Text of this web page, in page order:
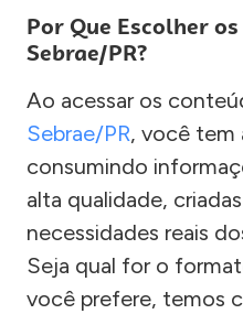
Por Que Escolher
Sebrae/PR?
Ao acessar os
Sebrae/PR, você tem
consumindo
alta qualidade,
necessidades reais
Seja qual for o
você prefere, temos